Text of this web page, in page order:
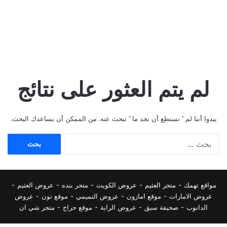
لم يتم العثور على نتائج
يبدوا أننا لم ’ نستطع أن نجد ما ’ تبحث عنه. من الممكن أن يساعدك البحث.
مواقع تهمك - متجر العثيم - عروض الكويت - متجر بنده - عروض العثيم -
عروض الامارات - موقع امازون - عروض التميمي - موقع نون - عروض
الدانوب - صحيفة سبق - عروض الراية - موقع حراج - متجر شي ان